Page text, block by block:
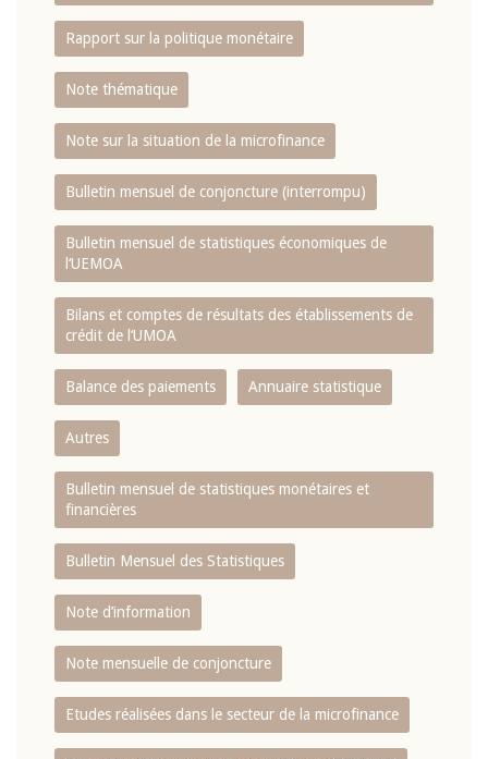
Rapport sur la politique monétaire
Note thématique
Note sur la situation de la microfinance
Bulletin mensuel de conjoncture (interrompu)
Bulletin mensuel de statistiques économiques de
l‘UEMOA
Bilans et comptes de résultats des établissements de
crédit de l‘UMOA
Balance des paiements Annuaire statistique
Autres
Bulletin mensuel de statistiques monétaires et
financières
Bulletin Mensuel des Statistiques
Note d’information
Note mensuelle de conjoncture
Etudes réalisées dans le secteur de la microfinance